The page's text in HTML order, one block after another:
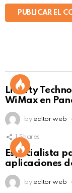
Liberty
WiMax en
by editor web
1 Shares
Especialista
aplicaciones
by editor web